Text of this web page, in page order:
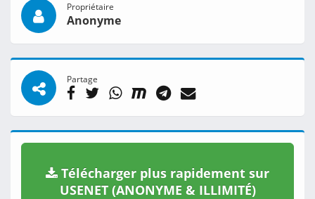
Propriétaire
Anonyme
Partage
Télécharger plus rapidement sur
USENET (ANONYME & ILLIMITÉ)